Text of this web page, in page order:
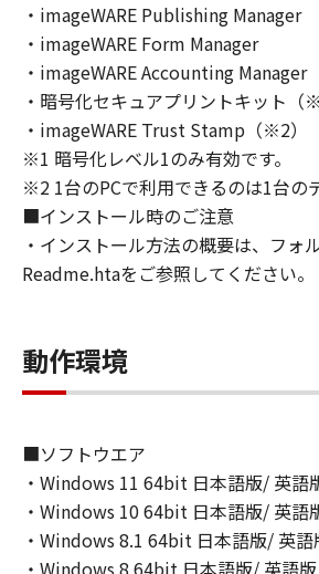
お客様は、日本国政府または関
より必要な許可等を得ることな
トウェア」の全部または一部を
接に輸出してはなりません。
６．サポートおよびアップデート
キヤノン、キヤノンの子会社、関
らの販売代理店および販売店、
のライセンサーは、お客様によ
ェア」の使用を支援すること、
トウェア」に対してアップデー
７．保証の否認・免責
(1) 「本ソフトウェア」は、『現
状態で使用許諾されます。キヤ
の関連会社、それらの販売代理
のいずれも、「本ソフトウェア」
品性および特定の目的への適合性
め、いかなる保証も、明示たる
問わず一切しないものとします。
・imageWARE Publishing Manager
・imageWARE Form Manager
・imageWARE Accounting Manager
・暗号化セキュアプリントキット（
・imageWARE Trust Stamp（※2）
※1 暗号化レベル1のみ有効です。
※2 1台のPCで利用できるのは1台の
■インストール時のご注意
・インストール方法の概要は、フォ
Readme.htaをご参照してください。
動作環境
■ソフトウエア
・Windows 11 64bit 日本語版/ 英語
・Windows 10 64bit 日本語版/ 英語
・Windows 8.1 64bit 日本語版/ 英語
・Windows 8 64bit 日本語版/ 英語版